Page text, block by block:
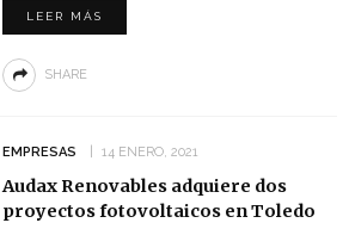
LEER MÁS
SHARE
EMPRESAS 14 ENERO, 2021
Audax Renovables adquiere dos
proyectos fotovoltaicos en Toledo